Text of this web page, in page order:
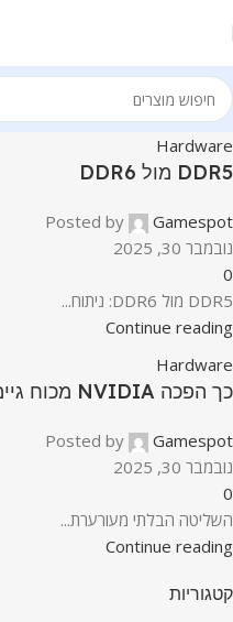
Hardware
DDR5 מול DDR6
Posted by
Gamespot
נובמבר 30, 2025
0
DDR5 מול DDR6: ניתוח...
Continue reading
Hardware
כך הפכה NVIDIA מכוח גיימינג למונופול ה-AI
Posted by
Gamespot
נובמבר 30, 2025
0
השליטה הבלתי מעורערת...
Continue reading
קטגוריות